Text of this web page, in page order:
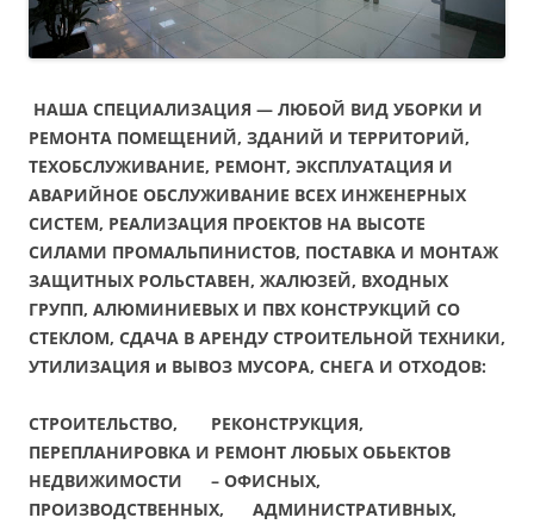
НАША СПЕЦИАЛИЗАЦИЯ — ЛЮБОЙ ВИД УБОРКИ И
РЕМОНТА ПОМЕЩЕНИЙ, ЗДАНИЙ И ТЕРРИТОРИЙ,
ТЕХОБСЛУЖИВАНИЕ, РЕМОНТ, ЭКСПЛУАТАЦИЯ И
АВАРИЙНОЕ ОБСЛУЖИВАНИЕ ВСЕХ ИНЖЕНЕРНЫХ
СИСТЕМ, РЕАЛИЗАЦИЯ ПРОЕКТОВ НА ВЫСОТЕ
СИЛАМИ ПРОМАЛЬПИНИСТОВ, ПОСТАВКА И МОНТАЖ
ЗАЩИТНЫХ РОЛЬСТАВЕН, ЖАЛЮЗЕЙ, ВХОДНЫХ
ГРУПП, АЛЮМИНИЕВЫХ И ПВХ КОНСТРУКЦИЙ СО
СТЕКЛОМ, СДАЧА В АРЕНДУ СТРОИТЕЛЬНОЙ ТЕХНИКИ,
УТИЛИЗАЦИЯ и ВЫВОЗ МУСОРА, СНЕГА И ОТХОДОВ:
СТРОИТЕЛЬСТВО, РЕКОНСТРУКЦИЯ,
ПЕРЕПЛАНИРОВКА И РЕМОНТ ЛЮБЫХ ОБЬЕКТОВ
НЕДВИЖИМОСТИ – ОФИСНЫХ,
ПРОИЗВОДСТВЕННЫХ, АДМИНИСТРАТИВНЫХ,